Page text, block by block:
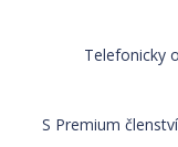
Telefonicky
S Premium